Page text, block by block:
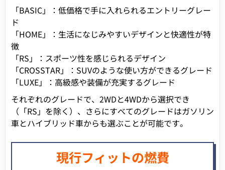
「BASIC」：低価格で手に入れられるエントリーグレー
ド
「HOME」：生活になじみやすいデザインと快適性が特
徴
「RS」：スポーツ性を感じられるデザイン
「CROSSTAR」：SUVのような使い方ができるグレード
「LUXE」：高級感や装備が充実するグレード
それぞれのグレードで、2WDと4WDから選択でき
（「RS」を除く）、さらにすべてのグレードはガソリン
車とハイブリッド車からも選ぶことが可能です。
現行フィットの燃費